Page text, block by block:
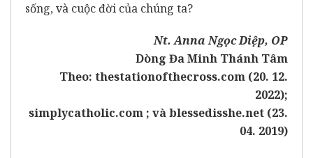
sống, và cuộc đời của chúng ta?
Nt. Anna Ngọc Diệp, OP
Dòng Đa Minh Thánh Tâm
Theo: thestationofthecross.com (20. 12.
2022);
simplycatholic.com ; vàblessedisshe.net (23.
04. 2019)